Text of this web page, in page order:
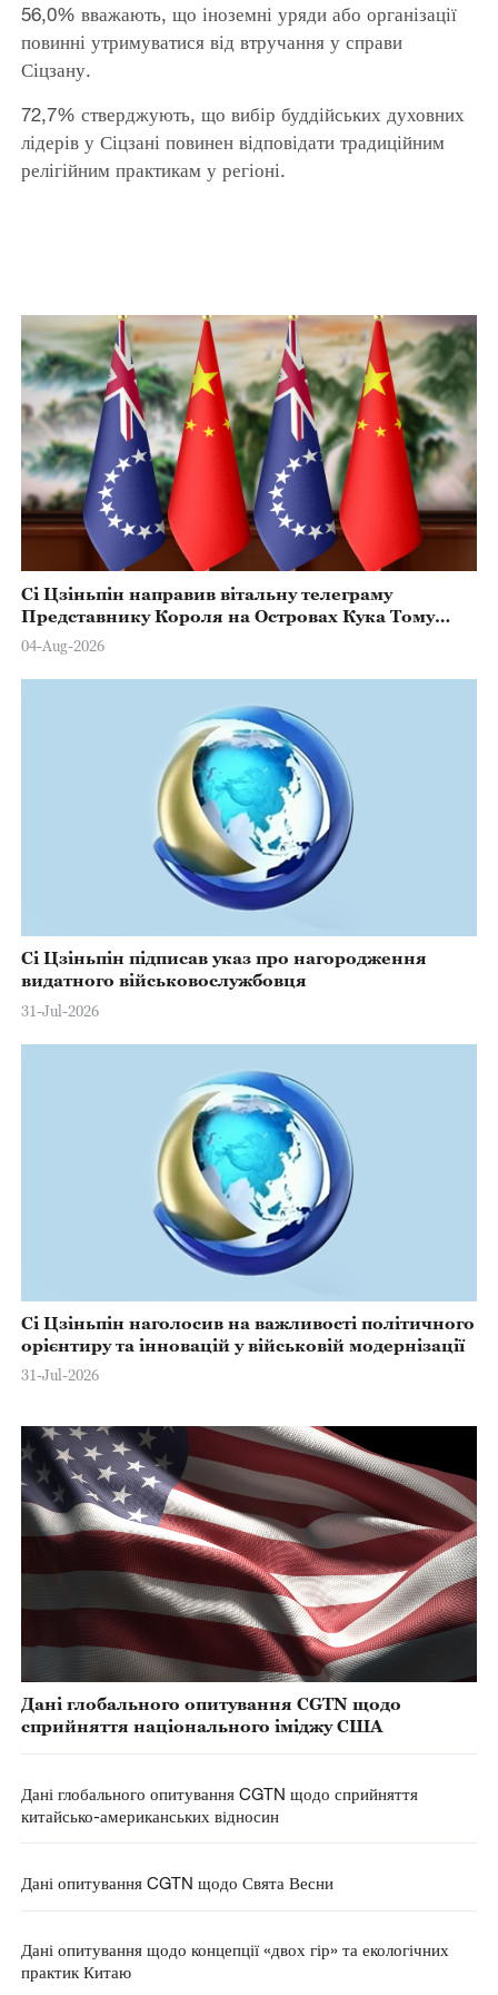
56,0% вважають, що іноземні уряди або організації
повинні утримуватися від втручання у справи
Сіцзану.
72,7% стверджують, що вибір буддійських духовних
лідерів у Сіцзані повинен відповідати традиційним
релігійним практикам у регіоні.
Сі Цзіньпін направив вітальну телеграму
Представнику Короля на Островах Кука Тому
Марстерсу з нагоди Дня Конституції
04-Aug-2026
Сі Цзіньпін підписав указ про нагородження
видатного військовослужбовця
31-Jul-2026
Сі Цзіньпін наголосив на важливості політичного
орієнтиру та інновацій у військовій модернізації
31-Jul-2026
Дані глобального опитування CGTN щодо
сприйняття національного іміджу США
Дані глобального опитування CGTN щодо сприйняття
китайсько-американських відносин
Дані опитування CGTN щодо Свята Весни
Дані опитування щодо концепції «двох гір» та екологічних
практик Китаю